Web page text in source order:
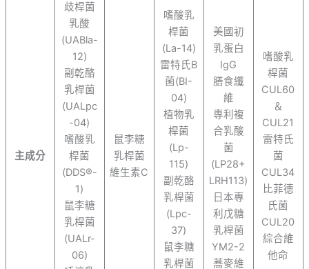
主成分
歧桿菌
乳酸
(UABla-
12)
副乾酪
乳桿菌
(UALpc
-04)
嗜酸乳
桿菌
(DDS®-
1)
鼠李糖
乳桿菌
(UALr-
06)
鼠李糖
乳桿菌
維生素C
嗜酸乳
桿菌
(La-14)
雷特氏B
菌(BI-
04)
植物乳
桿菌
(Lp-
115)
副乾酪
乳桿菌
(Lpc-
37)
鼠李糖
乳桿菌
美國初
乳蛋白
IgG
膳食纖
維
專利複
合乳酸
菌
(LP28+
LRH113)
日本專
利戊糖
乳桿菌
YM2-2
蕎麥維
嗜酸乳
桿菌
CUL60
＆
CUL21
雷特氏
菌
CUL34
比菲德
氏菌
CUL20
綜合維
他命